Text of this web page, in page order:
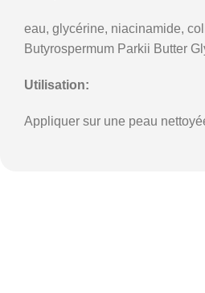
eau, glycérine, niacinamide,
Butyrospermum Parkii Butter
Utilisation:
Appliquer sur une peau